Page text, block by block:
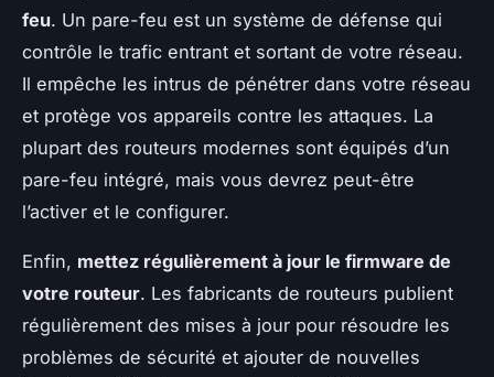
feu. Un pare-feu est un système de défense qui
contrôle le trafic entrant et sortant de votre réseau.
Il empêche les intrus de pénétrer dans votre réseau
et protège vos appareils contre les attaques. La
plupart des routeurs modernes sont équipés d’un
pare-feu intégré, mais vous devrez peut-être
l’activer et le configurer.
Enfin, mettez régulièrement à jour le firmware de
votre routeur. Les fabricants de routeurs publient
régulièrement des mises à jour pour résoudre les
problèmes de sécurité et ajouter de nouvelles